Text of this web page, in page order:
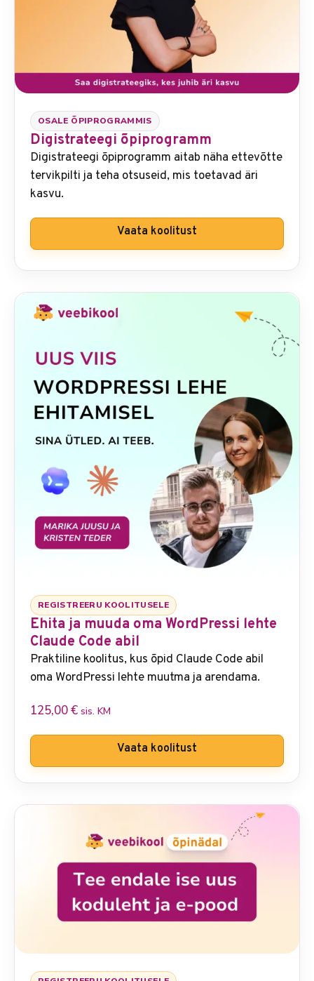
OSALE ÕPIPROGRAMMIS
Digistrateegi õpiprogramm
Digistrateegi õpiprogramm aitab näha ettevõtte
tervikpilti ja teha otsuseid, mis toetavad äri
kasvu.
Vaata koolitust
REGISTREERU KOOLITUSELE
Ehita ja muuda oma WordPressi lehte
Claude Code abil
Praktiline koolitus, kus õpid Claude Code abil
oma WordPressi lehte muutma ja arendama.
125,00€ sis. KM
Vaata koolitust